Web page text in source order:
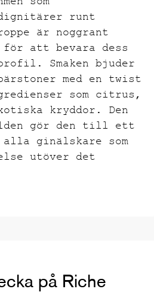
runt
är noggrant
att bevara dess
Smaken bjuder
med en twist
som citrus,
kryddor. Den
gör den till ett
ginälskare som
utöver det
på Riche